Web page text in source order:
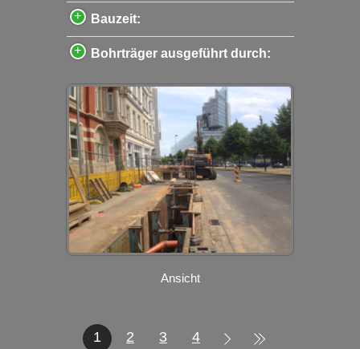
Bauzeit:
Bohrträger ausgeführt durch:
Ansicht
1 2 3 4